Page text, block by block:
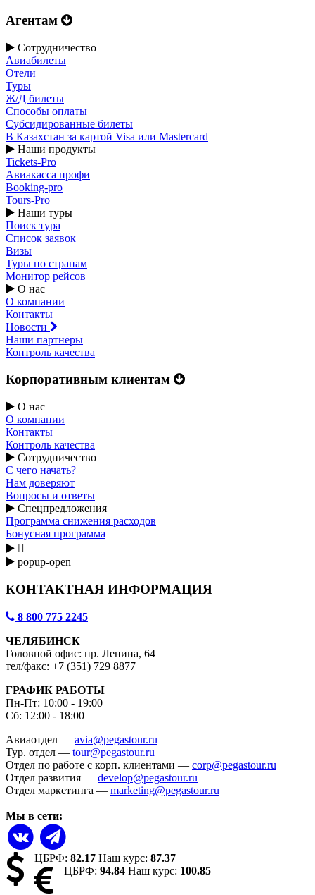
Агентам
Сотрудничество
Авиабилеты
Отели
Туры
Ж/Д билеты
Способы оплаты
Субсидированные билеты
В Казахстан за картой Visa или Masterсard
Наши продукты
Tickets-Pro
Авиакасса профи
Booking-pro
Tours-Pro
Наши туры
Поиск тура
Список заявок
Визы
Туры по странам
Монитор рейсов
О нас
О компании
Контакты
Новости
Наши партнеры
Контроль качества
Корпоративным клиентам
О нас
О компании
Контакты
Контроль качества
Сотрудничество
С чего начать?
Нам доверяют
Вопросы и ответы
Спецпредложения
Программа снижения расходов
Бонусная программа

popup-open
КОНТАКТНАЯ ИНФОРМАЦИЯ
8 800 775 2245
ЧЕЛЯБИНСК
Головной офис: пр. Ленина, 64
тел/факс: +7 (351) 729 8877
ГРАФИК РАБОТЫ
Пн-Пт: 10:00 - 19:00
Сб: 12:00 - 18:00
Авиаотдел — avia@pegastour.ru
Тур. отдел — tour@pegastour.ru
Отдел по работе с корп. клиентами — corp@pegastour.ru
Отдел развития — develop@pegastour.ru
Отдел маркетинга — marketing@pegastour.ru
Мы в сети:
ЦБРФ:82.17 Наш курс:87.37
ЦБРФ: 94.84 Наш курс: 100.85